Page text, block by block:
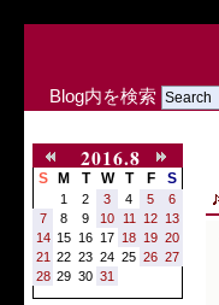
Blog内を検索
2016.8
S M T W T F S
1 2 3 4 5
6
7
8 9 10 11 12 13
14 15 16 17 18 19 20
21
22 23 24 25 26 27
28 29 30 31